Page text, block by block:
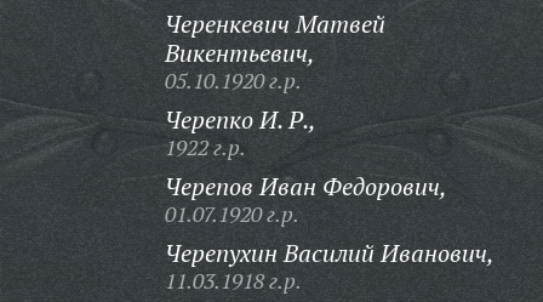
Черенкевич Матвей
Викентьевич,
05.10.1920 г.р.
Черепко И. Р.,
1922 г.р.
Черепов Иван Федорович,
01.07.1920 г.р.
Черепухин Василий Иванович,
11.03.1918 г.р.